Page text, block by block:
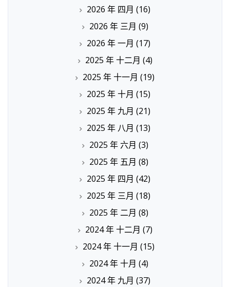
2026 年 四月 (16)
2026 年 三月 (9)
2026 年 一月 (17)
2025 年 十二月 (4)
2025 年 十一月 (19)
2025 年 十月 (15)
2025 年 九月 (21)
2025 年 八月 (13)
2025 年 六月 (3)
2025 年 五月 (8)
2025 年 四月 (42)
2025 年 三月 (18)
2025 年 二月 (8)
2024 年 十二月 (7)
2024 年 十一月 (15)
2024 年 十月 (4)
2024 年 九月 (37)